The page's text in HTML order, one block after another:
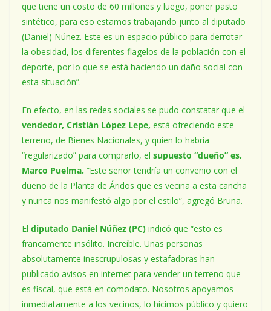
que tiene un costo de 60 millones y luego, poner pasto
sintético, para eso estamos trabajando junto al diputado
(Daniel) Núñez. Este es un espacio público para derrotar
la obesidad, los diferentes flagelos de la población con el
deporte, por lo que se está haciendo un daño social con
esta situación”.
En efecto, en las redes sociales se pudo constatar que el
vendedor, Cristián López Lepe, está ofreciendo este
terreno, de Bienes Nacionales, y quien lo habría
“regularizado” para comprarlo, el supuesto “dueño” es,
Marco Puelma. “Este señor tendría un convenio con el
dueño de la Planta de Áridos que es vecina a esta cancha
y nunca nos manifestó algo por el estilo”, agregó Bruna.
El diputado Daniel Núñez (PC) indicó que “esto es
francamente insólito. Increíble. Unas personas
absolutamente inescrupulosas y estafadoras han
publicado avisos en internet para vender un terreno que
es fiscal, que está en comodato. Nosotros apoyamos
inmediatamente a los vecinos, lo hicimos público y quiero